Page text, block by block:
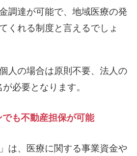
調達が可能で、地域医療の発
くれる制度と言えるでしょ
人の場合は原則不要、法人の
必要となります。
も不動産担保が可能
は、医療に関する事業資金や